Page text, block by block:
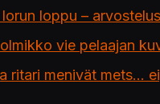
lorun loppu –
vie pelaajan
ritari menivät mets…